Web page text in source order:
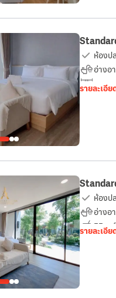
ห้องป
อ่างอ
ราวแ
รายละเอี
ห้องป
อ่างอ
มินิบาร์
รายละเอี